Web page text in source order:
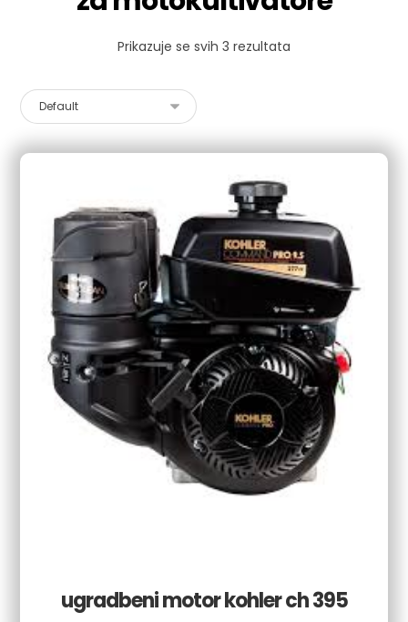
Prikazuje se svih 3 rezultata
ugradbeni motor kohler ch 395